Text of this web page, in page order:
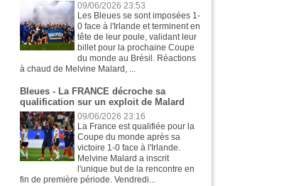
09/06/2026 23:53
Les Bleues se sont imposées 1-
0 face à l'Irlande et terminent en
tête de leur poule, validant leur
billet pour la prochaine Coupe
du monde au Brésil. Réactions
à chaud de Melvine Malard, ...
Bleues - La FRANCE décroche sa
qualification sur un exploit de Malard
09/06/2026 23:16
La France est qualifiée pour la
Coupe du monde après sa
victoire 1-0 face à l'Irlande.
Melvine Malard a inscrit
l'unique but de la rencontre en
fin de première période. Vendredi...